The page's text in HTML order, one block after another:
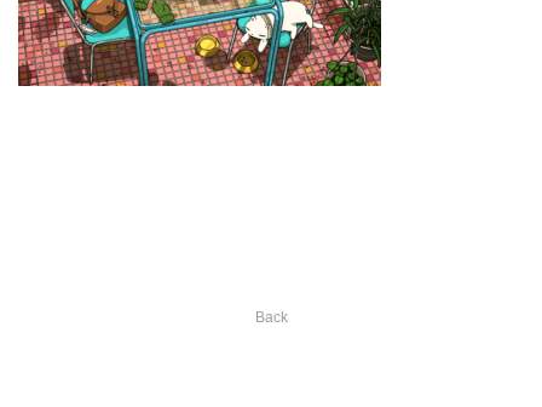
Back